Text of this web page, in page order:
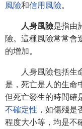
風險和信用風險。
人身風險是指由
險。這種風險常常會
的增加。
人身風險包括生命
是，死亡是人的生命
但死亡發生的時間確
不確定性 ，如傷殘
程度大小等，均是不